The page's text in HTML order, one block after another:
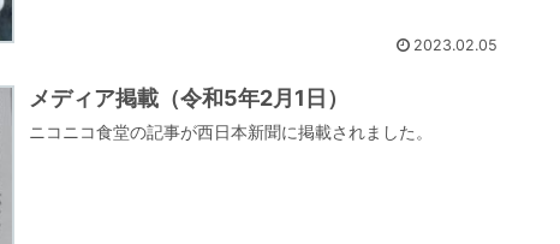
2023.02.05
メディア掲載（令和5年2月1日）
ニコニコ食堂の記事が西日本新聞に掲載されました。